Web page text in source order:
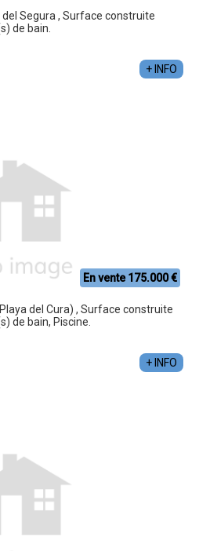
Segura , Surface construite
de bain.
+ INFO
En vente 175.000 €
del Cura) , Surface construite
de bain, Piscine.
+ INFO